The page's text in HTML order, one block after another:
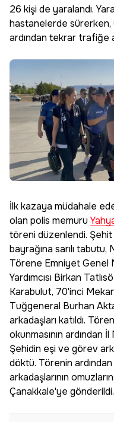
26 kişi de yaralandı.
hastanelerde sürerken,
ardından tekrar trafiğe
İlk kazaya müdahale
olan polis memuru
töreni düzenlendi.
bayrağına sarılı tabutu,
Törene Emniyet Genel
Yardımcısı Birkan
Karabulut, 70'inci
Tuğgeneral Burhan
arkadaşları katıldı.
okunmasının ardından
Şehidin eşi ve görev
döktü. Törenin
arkadaşlarının
Çanakkale'ye gönderildi.